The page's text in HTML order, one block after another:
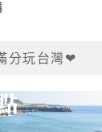
分玩台灣❤